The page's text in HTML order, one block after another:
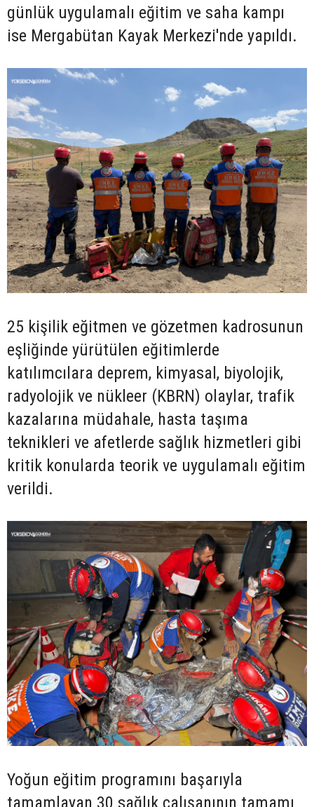
günlük uygulamalı eğitim ve saha kampı
ise Mergabütan Kayak Merkezi'nde yapıldı.
25 kişilik eğitmen ve gözetmen kadrosunun
eşliğinde yürütülen eğitimlerde
katılımcılara deprem, kimyasal, biyolojik,
radyolojik ve nükleer (KBRN) olaylar, trafik
kazalarına müdahale, hasta taşıma
teknikleri ve afetlerde sağlık hizmetleri gibi
kritik konularda teorik ve uygulamalı eğitim
verildi.
Yoğun eğitim programını başarıyla
tamamlayan 30 sağlık çalışanının tamamı